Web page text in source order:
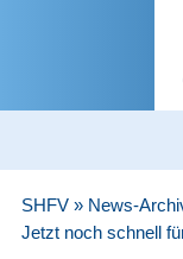
SHFV» News-
Jetzt noch schnell